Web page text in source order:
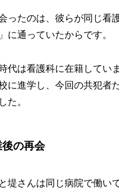
ったのは、彼らが同じ看
に通っていたからです。
代は看護科に在籍してい
に進学し、今回の共犯者
た。
の再会
堤さんは同じ病院で働い